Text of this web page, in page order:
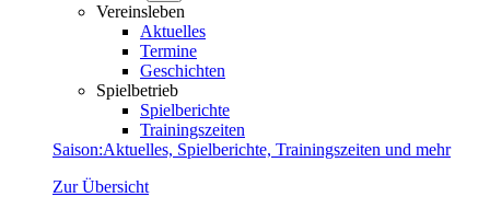
Vereinsleben
Aktuelles
Termine
Geschichten
Spielbetrieb
Spielberichte
Trainingszeiten
Saison:Aktuelles, Spielberichte, Trainingszeiten und mehr
Zur Übersicht